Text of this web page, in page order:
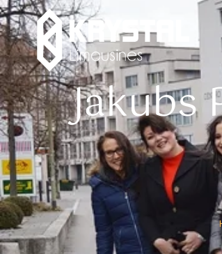
Jakubs